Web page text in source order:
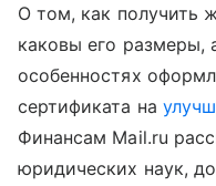
О том, как получить
каковы его размеры,
особенностях
сертификата на
Финансам Mail.ru
юридических наук,